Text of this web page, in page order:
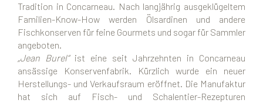
Tradition in Concarneau. Nach langjährig ausgeklügeltem
Familien-Know-How werden Ölsardinen und andere
Fischkonserven für feine Gourmets und sogar für Sammler
angeboten.
„Jean Burel“ist eine seit Jahrzehnten in Concarneau
ansässige Konservenfabrik. Kürzlich wurde ein neuer
Herstellungs- und Verkaufsraum eröffnet. Die Manufaktur
hat sich auf Fisch- und Schalentier-Rezepturen